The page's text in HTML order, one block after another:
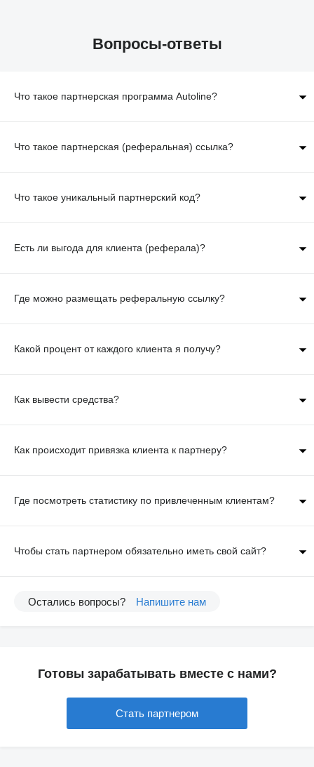
Вопросы-ответы
Что такое партнерская программа Autoline?
Что такое партнерская (реферальная) ссылка?
Что такое уникальный партнерский код?
Есть ли выгода для клиента (реферала)?
Где можно размещать реферальную ссылку?
Какой процент от каждого клиента я получу?
Как вывести средства?
Как происходит привязка клиента к партнеру?
Где посмотреть статистику по привлеченным клиентам?
Чтобы стать партнером обязательно иметь свой сайт?
Остались вопросы? Напишите нам
Готовы зарабатывать вместе с нами?
Стать партнером